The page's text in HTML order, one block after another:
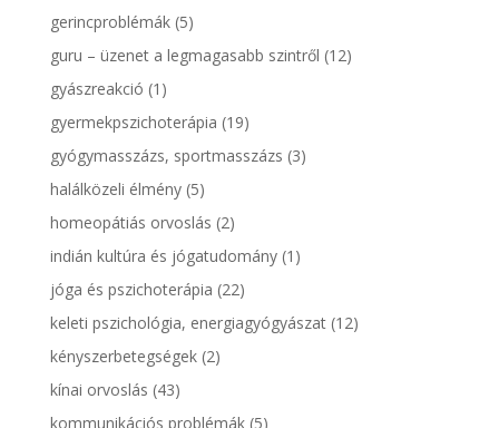
gerincproblémák(5)
guru – üzenet a legmagasabb szintről (12)
gyászreakció (1)
gyermekpszichoterápia (19)
gyógymasszázs, sportmasszázs (3)
halálközeli élmény(5)
homeopátiás orvoslás (2)
indián kultúra és jógatudomány(1)
jóga és pszichoterápia (22)
keleti pszichológia, energiagyógyászat(12)
kényszerbetegségek(2)
kínai orvoslás (43)
kommunikációs problémák(5)